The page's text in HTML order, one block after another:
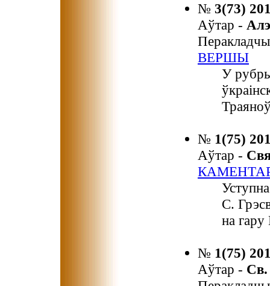
№ 3(73)
Аўтар -
ВЕРШЫ
У
№ 1(75)
Аўтар -
С.
на
№ 1(75)
Аўтар -